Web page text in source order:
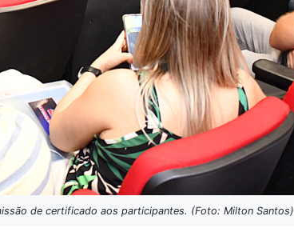
de certificado aos participantes. (Foto: Milton Santos)